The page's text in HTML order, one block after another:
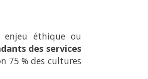
enjeu éthique ou
des services
75 % des cultures